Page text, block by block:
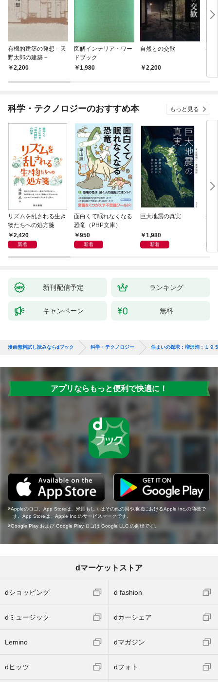
有機的建築の発想－天
野太郎の建築－
2,200
図解インテリア・ワー
ドブック
1,980
自然との交歓
2,200
石
科学・テクノロジーのおすすめ本 もっと見る
リズムを乱される生き
物たちへの処方箋
2,420
新着
面白くて眠れなくなる
恐竜（PHP文庫）
950
新着
巨大地震の真実
1,980
新着
病
新刊配信予定 ランキング
キャンペーン 無料
漫画無料試し読みならdブック 科学・テクノロジー 住まいの探求：増沢洵：１９
アプリならもっと便利で快適に！
Appleのロゴ、App Storeは、米国もしくはその他の国や地域におけるApple Inc.の商標で
す。App Storeは、Apple Inc.のサービスマークです。
Google Play および Google Play ロゴは Google LLC の商標です。
dマーケットストア
dショッピング d fashion
dミュージック dカーシェア
Lemino dマガジン
dヒッツ dフォト